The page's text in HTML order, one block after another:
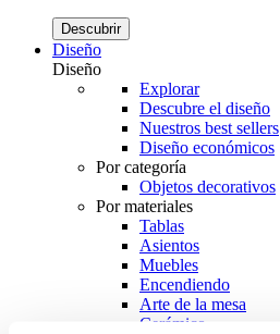
Descubrir
Diseño
Diseño
Explorar
Descubre el diseño
Nuestros best sellers
Diseño económicos
Por categoría
Objetos decorativos
Por materiales
Tablas
Asientos
Muebles
Encendiendo
Arte de la mesa
Cerámico